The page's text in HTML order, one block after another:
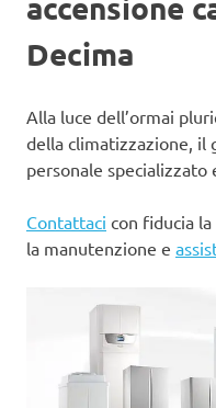
Decima
Alla luce dell’ormai
della climatizzazione, il
personale
Contattaci con fiducia
la manutenzione e